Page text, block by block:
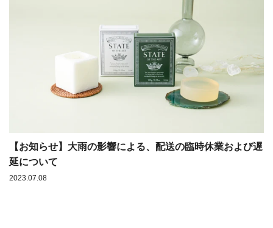
【お知らせ】大雨の影響による、配送の臨時休業および遅
延について
2023.07.08